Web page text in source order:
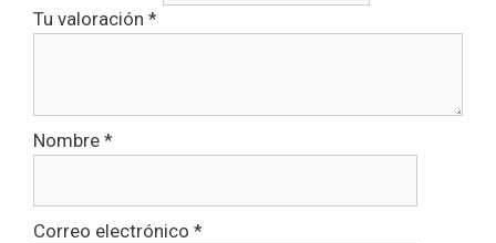
Tu valoración *
Nombre *
Correo electrónico *